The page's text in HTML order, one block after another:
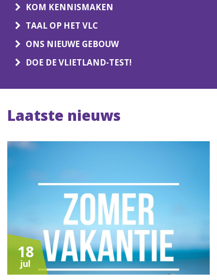
KOM KENNISMAKEN
TAAL OP HET VLC
ONS NIEUWE GEBOUW
DOE DE VLIETLAND-TEST!
Laatste nieuws
18
jul